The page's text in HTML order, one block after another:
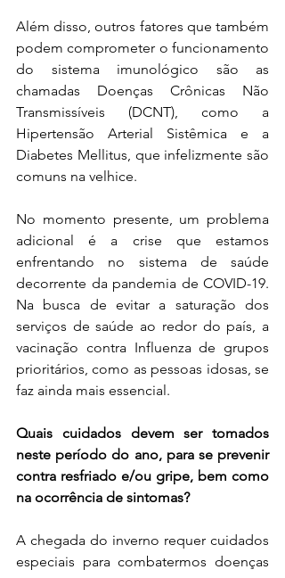
Além disso, outros fatores que também
podem comprometer o funcionamento
do sistema imunológico são as
chamadas Doenças Crônicas Não
Transmissíveis (DCNT), como a
Hipertensão Arterial Sistêmica e a
Diabetes Mellitus, que infelizmente são
comuns na velhice.
No momento presente, um problema
adicional é a crise que estamos
enfrentando no sistema de saúde
decorrente da pandemia de COVID-19.
Na busca de evitar a saturação dos
serviços de saúde ao redor do país, a
vacinação contra Influenza de grupos
prioritários, como as pessoas idosas, se
faz ainda mais essencial.
Quais cuidados devem ser tomados
neste período do ano, para se prevenir
contra resfriado e/ou gripe, bem como
na ocorrência de sintomas?
A chegada do inverno requer cuidados
especiais para combatermos doenças